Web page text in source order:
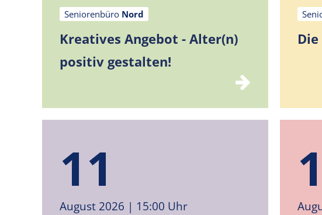
Seniorenbüro Nord
Kreatives Angebot - Alter(n)
positiv gestalten!
11
August 2026 | 15:00 Uhr